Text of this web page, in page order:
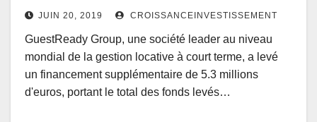
JUIN 20, 2019 CROISSANCEINVESTISSEMENT
GuestReady Group, une société leader au niveau
mondial de la gestion locative à court terme, a levé
un financement supplémentaire de 5.3 millions
d'euros, portant le total des fonds levés…